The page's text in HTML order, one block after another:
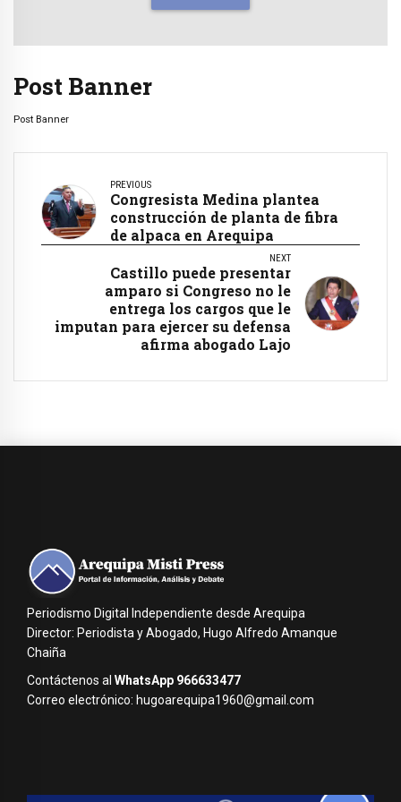
Post Banner
Post Banner
PREVIOUS
Congresista Medina plantea
construcción de planta de fibra
de alpaca en Arequipa
NEXT
Castillo puede presentar
amparo si Congreso no le
entrega los cargos que le
imputan para ejercer su defensa
afirma abogado Lajo
Periodismo Digital Independiente desde Arequipa
Director: Periodista y Abogado, Hugo Alfredo Amanque
Chaiña
Contáctenos al WhatsApp 966633477
Correo electrónico: hugoarequipa1960@gmail.com